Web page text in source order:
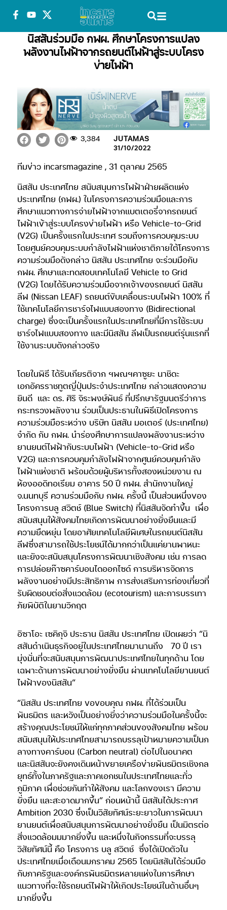
นิสสันร่วมมือ กฟผ. ศึกษาโครงการแปลง
พลังงานไฟฟ้าจากรถยนต์ไฟฟ้าสู่ระบบโครง
ข่ายไฟฟ้า
JUTAMAS
31/10/2022
3,384
ทีมข่าว incarsmagazine , 31 ตุลาคม 2565
นิสสัน ประเทศไทย สนับสนุนการไฟฟ้าฝ่ายผลิตแห่ง
ประเทศไทย (กฟผ.) ในโครงการความร่วมมือและการ
ศึกษาแนวทางการจ่ายไฟฟ้าจากแบตเตอรี่จากรถยนต์
ไฟฟ้าเข้าสู่ระบบโครงข่ายไฟฟ้า หรือ Vehicle-to-Grid
(V2G) เป็นครั้งแรกในประเทศ รวมถึงการควบคุมระบบ
โดยศูนย์ควบคุมระบบกำลังไฟฟ้าแห่งชาติภายใต้โครงการ
ความร่วมมือดังกล่าว นิสสัน ประเทศไทย จะร่วมมือกับ
กฟผ. ศึกษาและทดสอบเทคโนโลยี Vehicle to Grid
(V2G) โดยได้รับความร่วมมือจากเจ้าของรถยนต์ นิสสัน
ลีฟ (Nissan LEAF) รถยนต์ขับเคลื่อนระบบไฟฟ้า 100% ที่
ใช้เทคโนโลยีการชาร์จไฟแบบสองทาง (Bidirectional
charge) ซี่งจะเป็นครั้งแรกในประเทศไทยที่มีการใช้ระบบ
ชาร์จไฟแบบสองทาง และมีนิสสัน ลีฟเป็นรถยนต์รุ่นแรกที่
ใช้งานระบบดังกล่าวจริง
โดยในพิธี ได้รับเกียรติจาก ฯพณฯคาซูยะ นาชิดะ
เอกอัครราชทูตญี่ปุ่นประจำประเทศไทย กล่าวแสดงความ
ยินดี และ ดร. ศิริ จิระพงษ์พันธ์ ที่ปรึกษารัฐมนตรีว่าการ
กระทรวงพลังงาน ร่วมเป็นประธานในพิธีเปิดโครงการ
ความร่วมมือระหว่าง บริษัท นิสสัน มอเตอร์ (ประเทศไทย)
จำกัด กับ กฟผ. นำร่องศึกษาการแปลงพลังงานระหว่าง
ยานยนต์ไฟฟ้ากับระบบไฟฟ้า (Vehicle-to-Grid หรือ
V2G) และการควบคุมกำลังไฟฟ้าจากศูนย์ควบคุมกำลัง
ไฟฟ้าแห่งชาติ พร้อมด้วยผู้บริหารทั้งสองหน่วยงาน ณ
ห้องออดิทอเรียม อาคาร 50 ปี กฟผ. สำนักงานใหญ่
จ.นนทบุรี ความร่วมมือกับ กฟผ. ครั้งนี้ เป็นส่วนหนึ่งของ
โครงการบลู สวิตช์ (Blue Switch) ที่นิสสันจัดทำขึ้น เพื่อ
สนับสนุนให้สังคมไทยเกิดการพัฒนาอย่างยั่งยืนและมี
ความยืดหยุ่น โดยอาศัยเทคโนโลยีพิเศษในรถยนต์นิสสัน
ลีฟซึ่งสามารถใช้ประโยชน์ได้มากกว่าเป็นแค่ยานพาหนะ
และยังจะสนับสนุนโครงการพัฒนาเชิงสังคม เช่น การลด
การปล่อยก๊าซคาร์บอนไดออกไซด์ การบริหารจัดการ
พลังงานอย่างมีประสิทธิภาพ การส่งเสริมการท่องเที่ยวที่
รับผิดชอบต่อสิ่งแวดล้อม (ecotourism) และการบรรเทา
ภัยพิบัติในยามวิกฤต
อิซาโอะ เซคิกุจิ ประธาน นิสสัน ประเทศไทย เปิดเผยว่า “นิ
สสันดำเนินธุรกิจอยู่ในประเทศไทยมานานถึง
70 ปี เรา
มุ่งมั่นที่จะสนับสนุนการพัฒนาประเทศไทยในทุกด้าน โดย
เฉพาะด้านการพัฒนาอย่างยั่งยืน ผ่านเทคโนโลยียานยนต์
ไฟฟ้าของนิสสัน”
“นิสสัน ประเทศไทย ขอขอบคุณ กฟผ. ที่ได้ร่วมเป็น
พันธมิตร และหวังเป็นอย่างยิ่งว่าความร่วมมือในครั้งนี้จะ
สร้างคุณประโยชน์ให้แก่ทุกภาคส่วนของสังคมไทย พร้อม
สนับสนุนให้ประเทศไทยสามารถบรรลุเป้าหมายความเป็นก
ลางทางคาร์บอน (Carbon neutral) ต่อไปในอนาคต
และนิสสันจะยังคงเดินหน้าขยายเครือข่ายพันธมิตรเชิงกล
ยุทธ์ทั้งในภาครัฐและภาคเอกชนในประเทศไทยและทั่ว
ภูมิภาค เพื่อช่วยกันทำให้สังคม และโลกของเรา มีความ
ยั่งยืน และสะอาดมากขึ้น” ก่อนหน้านี้ นิสสันได้ประกาศ
Ambition 2030 ซึ่งเป็นวิสัยทัศน์ระยะยาวในการพัฒนา
ยานยนต์เพื่อสนับสนุนการพัฒนาอย่างยั่งยืน เป็นมิตรต่อ
สิ่งแวดล้อมมมากยิ่งขึ้น และหนึ่งในกิจกรรมที่จะบรรลุ
วิสัยทัศน์นี้ คือ โครงการ บลู สวิตช์ ซึ่งได้เปิดตัวใน
ประเทศไทยเมื่อเดือนมกราคม 2565 โดยนิสสันได้ร่วมมือ
กับภาครัฐและองค์กรพันธมิตรหลายแห่งในการศึกษา
แนวทางที่จะใช้รถยนต์ไฟฟ้าให้เกิดประโยชน์ในด้านอื่นๆ
มากยิ่งขึ้น